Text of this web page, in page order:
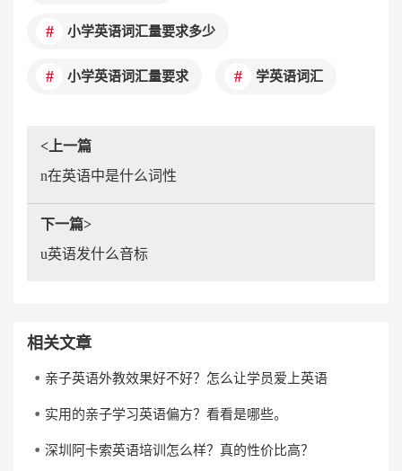
小学英语词汇量要求多少
小学英语词汇量要求 学英语词汇
<上一篇
n在英语中是什么词性
下一篇>
u英语发什么音标
相关文章
亲子英语外教效果好不好？怎么让学员爱上英语
实用的亲子学习英语偏方？看看是哪些。
深圳阿卡索英语培训怎么样？真的性价比高？